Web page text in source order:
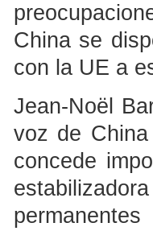
China se
con la UE a
Jean-Noël
voz de
concede